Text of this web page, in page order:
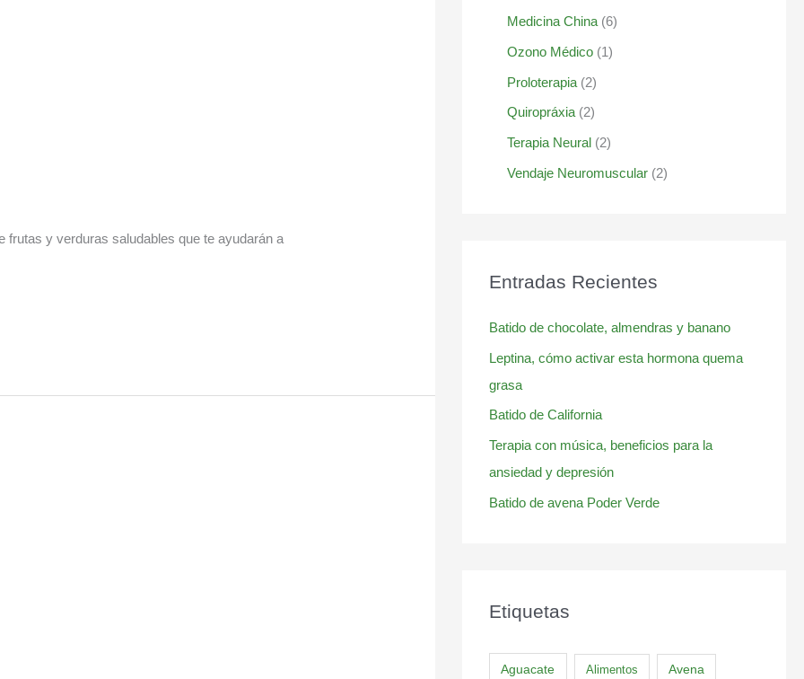
frutas y verduras saludables que te ayudarán a
Medicina China(6)
Ozono Médico(1)
Proloterapia(2)
Quiropráxia(2)
Terapia Neural(2)
Vendaje Neuromuscular(2)
Entradas Recientes
Batido de chocolate, almendras y banano
Leptina, cómo activar esta hormona quema
grasa
Batido de California
Terapia con música, beneficios para la
ansiedad y depresión
Batido de avena Poder Verde
Etiquetas
Aguacate Alimentos Avena